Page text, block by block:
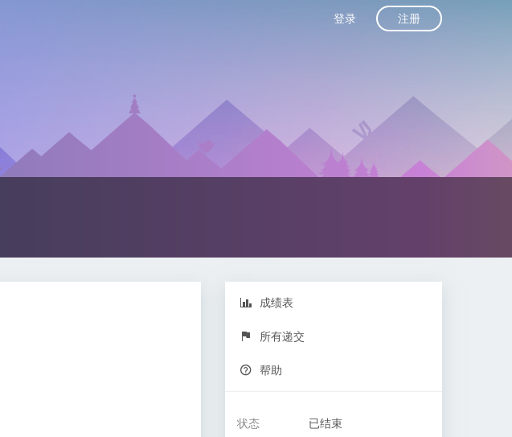
登录 注册
成绩表
所有递交
帮助
状态
已结束